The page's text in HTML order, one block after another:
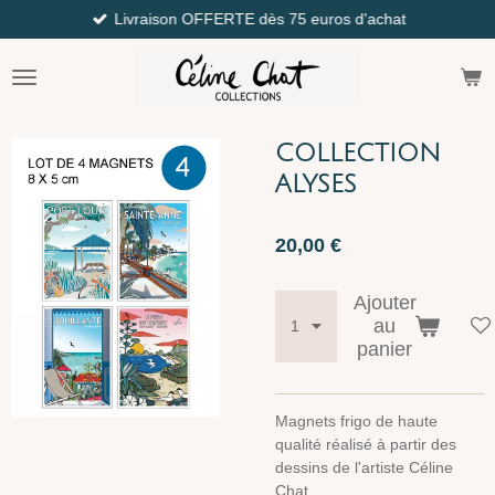
au
contenu
principal
Livraison OFFERTE dès 75 euros d'achat
COLLECTION
ALYSES
20,00 €
Ajouter
au
panier
Magnets frigo de haute
qualité réalisé à partir des
dessins de l'artiste Céline
Chat